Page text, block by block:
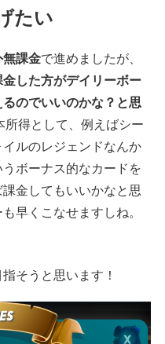
たい
課金で進めましたが、
した方がデイリーボー
のでいいのかな？と思
得として、例えばシー
ルのレジェンドなんか
ボーナス的なカードを
金してもいいかなと思
早くこなせますしね。
そうと思います！